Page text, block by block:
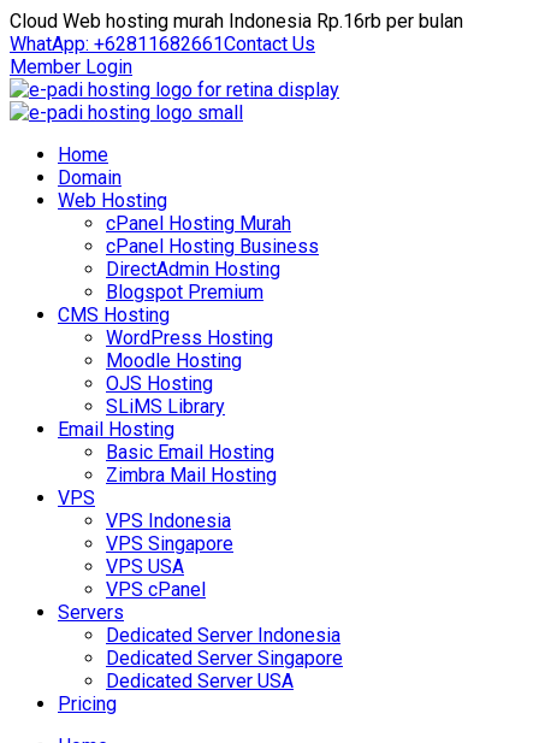
Cloud Web hosting murah Indonesia Rp.16rb per bulan
WhatApp: +62811682661Contact Us
Member Login
Home
Domain
Web Hosting
cPanel Hosting Murah
cPanel Hosting Business
DirectAdmin Hosting
Blogspot Premium
CMS Hosting
WordPress Hosting
Moodle Hosting
OJS Hosting
SLiMS Library
Email Hosting
Basic Email Hosting
Zimbra Mail Hosting
VPS
VPS Indonesia
VPS Singapore
VPS USA
VPS cPanel
Servers
Dedicated Server Indonesia
Dedicated Server Singapore
Dedicated Server USA
Pricing